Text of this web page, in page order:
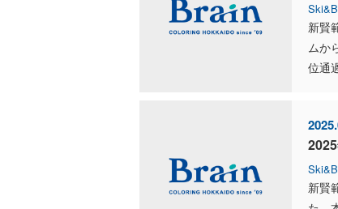
新賢
ムか
位通
新賢